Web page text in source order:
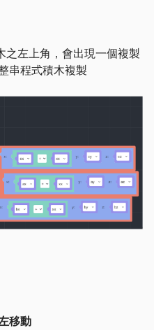
左上角，會出現一個複製
串程式積木複製
移動